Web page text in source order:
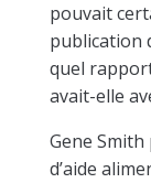
pouvait
publication
quel
avait-elle
Gene
d’aide